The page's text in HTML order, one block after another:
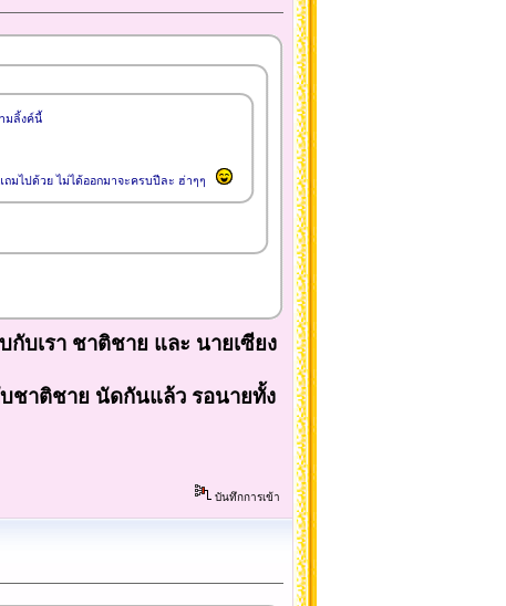
มลิ้งค์นี้
มไปด้วย ไม่ได้ออกมาจะครบปีละ ฮ่าๆๆ
บเรา ชาติชาย และ นายเซียง
บชาติชาย นัดกันแล้ว รอนายทั้ง
บันทึกการเข้า